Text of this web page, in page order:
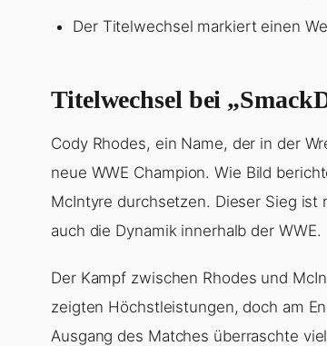
Der Titelwechsel markiert einen
Titelwechsel bei
Cody Rhodes, ein Name, der in der
neue WWE Champion. Wie Bild
McIntyre durchsetzen. Dieser Sieg
auch die Dynamik innerhalb der WWE.
Der Kampf zwischen Rhodes und
zeigten Höchstleistungen, doch am
Ausgang des Matches überraschte